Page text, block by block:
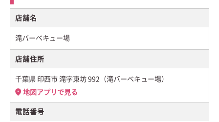
店舗名
滝バーベキュー場
店舗住所
千葉県 印西市 滝字東坊 992（滝バーベキュー場）
地図アプリで見る
電話番号